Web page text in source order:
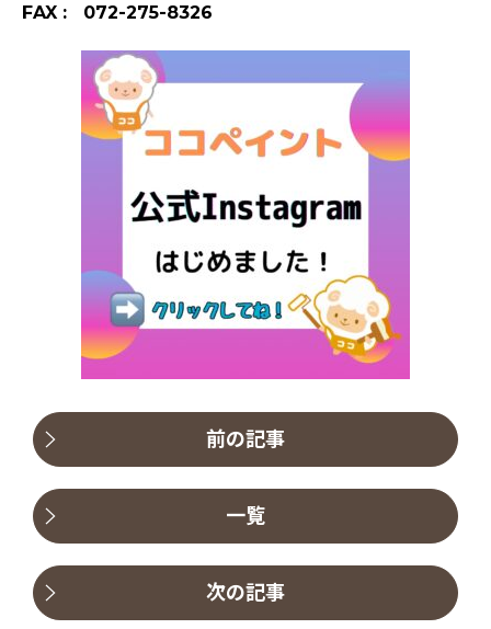
FAX : 072-275-8326
前の記事
一覧
次の記事